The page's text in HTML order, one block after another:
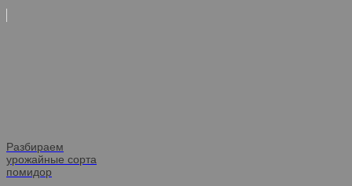
Разбираем
урожайные сорта
помидор